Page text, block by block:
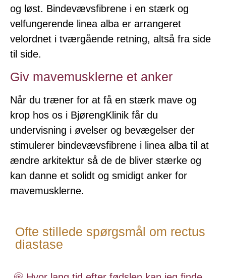
og løst. Bindevævsfibrene i en stærk og
velfungerende linea alba er arrangeret
velordnet i tværgående retning, altså fra side
til side.
Giv mavemusklerne et anker
Når du træner for at få en stærk mave og
krop hos os i BjørengKlinik får du
undervisning i øvelser og bevægelser der
stimulerer bindevævsfibrene i linea alba til at
ændre arkitektur så de de bliver stærke og
kan danne et solidt og smidigt anker for
mavemusklerne.
Ofte stillede spørgsmål om rectus
diastase